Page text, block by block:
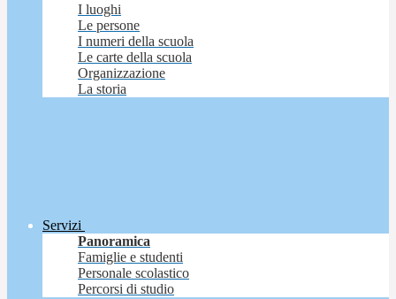
I luoghi
Le persone
I numeri della scuola
Le carte della scuola
Organizzazione
La storia
Servizi
Panoramica
Famiglie e studenti
Personale scolastico
Percorsi di studio